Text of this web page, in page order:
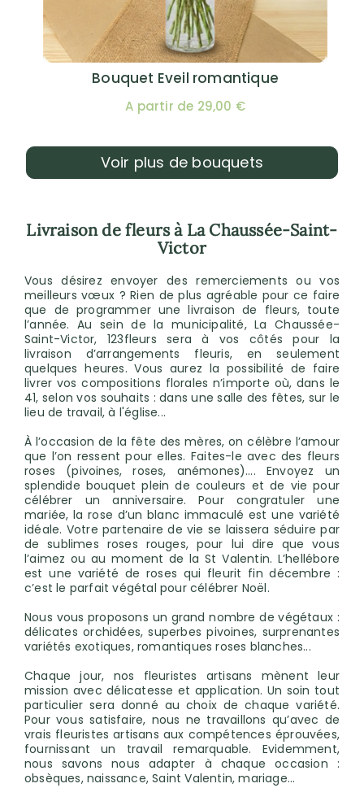
Bouquet Eveil romantique
A partir de 29,00 €
Voir plus de bouquets
Livraison de fleurs à La Chaussée-Saint-
Victor
Vous désirez envoyer des remerciements ou vos
meilleurs vœux ? Rien de plus agréable pour ce faire
que de programmer une livraison de fleurs, toute
l’année. Au sein de la municipalité, La Chaussée-
Saint-Victor, 123fleurs sera à vos côtés pour la
livraison d’arrangements fleuris, en seulement
quelques heures. Vous aurez la possibilité de faire
livrer vos compositions florales n’importe où, dans le
41, selon vos souhaits : dans une salle des fêtes, sur le
lieu de travail, à l'église...
À l’occasion de la fête des mères, on célèbre l’amour
que l’on ressent pour elles. Faites-le avec des fleurs
roses (pivoines, roses, anémones)…. Envoyez un
splendide bouquet plein de couleurs et de vie pour
célébrer un anniversaire. Pour congratuler une
mariée, la rose d’un blanc immaculé est une variété
idéale. Votre partenaire de vie se laissera séduire par
de sublimes roses rouges, pour lui dire que vous
l’aimez ou au moment de la St Valentin. L’hellébore
est une variété de roses qui fleurit fin décembre :
c’est le parfait végétal pour célébrer Noël.
Nous vous proposons un grand nombre de végétaux :
délicates orchidées, superbes pivoines, surprenantes
variétés exotiques, romantiques roses blanches...
Chaque jour, nos fleuristes artisans mènent leur
mission avec délicatesse et application. Un soin tout
particulier sera donné au choix de chaque variété.
Pour vous satisfaire, nous ne travaillons qu’avec de
vrais fleuristes artisans aux compétences éprouvées,
fournissant un travail remarquable. Evidemment,
nous savons nous adapter à chaque occasion :
obsèques, naissance, Saint Valentin, mariage…